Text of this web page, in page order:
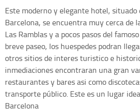
Este moderno y elegante hotel, situado
Barcelona, se encuentra muy cerca de
Las Ramblas y a pocos pasos del
breve paseo, los huespedes podran
otros sitios de interes turistico e
inmediaciones encontraran una gran
restaurantes y bares asi como
transporte público. Este es un lugar
Barcelona